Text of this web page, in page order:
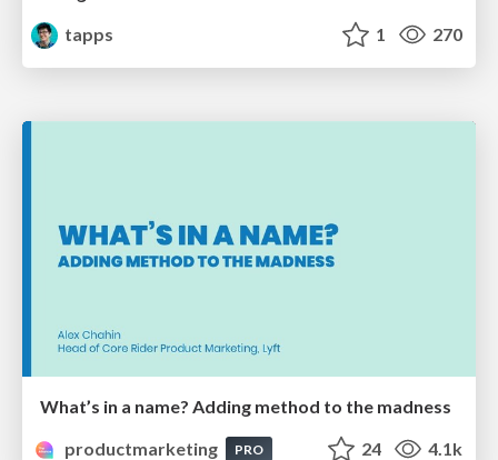
tapps
1 270
What’s in a name? Adding method to the madness
productmarketing
PRO 24 4.1k